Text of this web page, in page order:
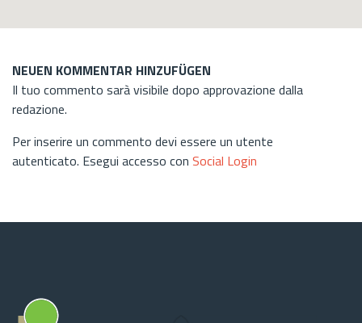
NEUEN KOMMENTAR HINZUFÜGEN
Il tuo commento sarà visibile dopo approvazione dalla
redazione.
Per inserire un commento devi essere un utente
autenticato. Esegui accesso con Social Login